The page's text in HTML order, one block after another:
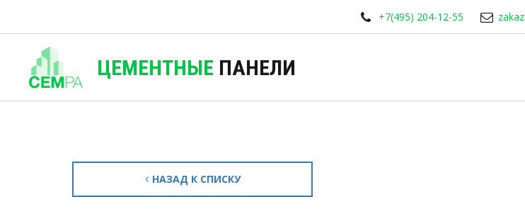
+7(495) 204-12-55
ЦЕМЕНТНЫЕ ПАНЕЛИ
НАЗАД К СПИСКУ